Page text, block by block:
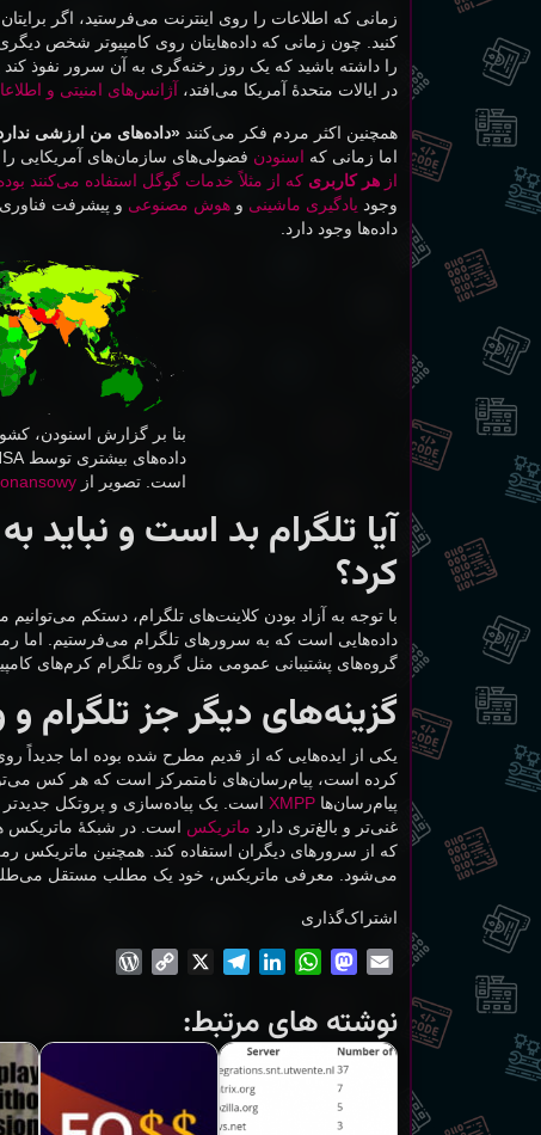
زمانی که اطلاعات را روی اینترنت می‌فرستید، اگر
کنید. چون زمانی که داده‌هایتان روی کامپیوتر شخص
را داشته باشید که یک روز رخنه‌گری به آن سرور نفوذ کند
در ایالات متحدهٔ آمریکا می‌افتد، آژانس‌های امنیتی و
همچنین اکثر مردم فکر می‌کنند«داده‌های من ارزشی
اما زمانی که اسنودن فضولی‌های سازمان‌های آمریکایی
ازهر‌ کاربری که از مثلاً خدمات گوگل استفاده می‌کنند
وجود یادگیری ماشینی وهوش مصنوعی و پیشرفت
داده‌ها وجود دارد.
بنا بر گزارش اسنودن،
است. تصویر از
آیا تلگرام بد است و نباید
کرد؟
با توجه به آزاد بودن کلاینت‌های تلگرام، دستکم
داده‌هایی است که به سرور‌های تلگرام می‌فرستیم. اما
گروه‌های پشتیبانی عمومی مثل گروه تلگرام کرم‌های
گزینه‌های دیگر جز تلگرام
یکی از ایده‌هایی که از قدیم مطرح شده بوده اما
کرده است، پیام‌رسان‌های نامتمرکز است که هر کس
پیام‌رسان‌هاXMPP است. یک پیاده‌سازی و پروتکل
غنی‌تر و بالغ‌تری دارد ماتریکس است. در شبکهٔ ماتریکس
که از سرور‌های دیگران استفاده کند. همچنین ماتریکس
می‌شود. معرفی ماتریکس، خود یک مطلب مستقل
اشتراک‌گذاری
Email
Mastodon
WhatsApp
LinkedIn
Telegram
X
Copy
نوشته های مرتبط: